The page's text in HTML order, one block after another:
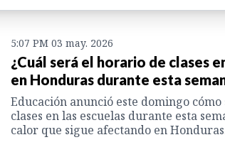
5:07 PM 03 may. 2026
¿Cuál será el horario de clases
en Honduras durante esta
Educación anunció este domingo
clases en las escuelas durante esta
calor que sigue afectando en